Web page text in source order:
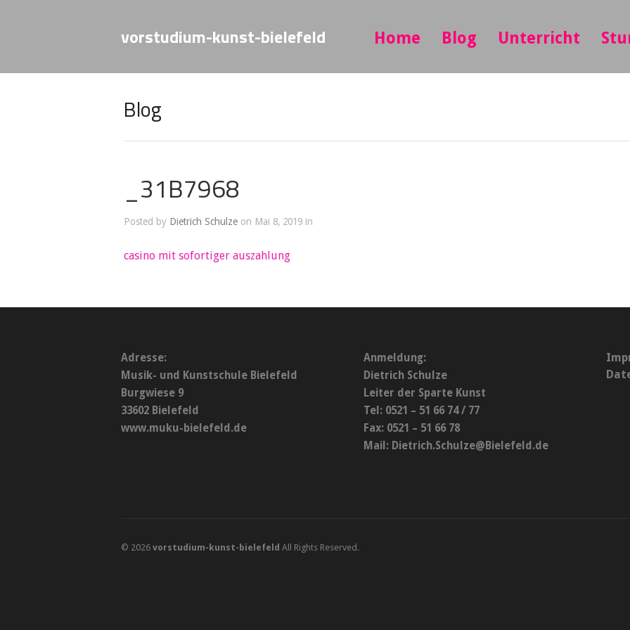
vorstudium-kunst-bielefeld Home Blog Unterricht
Blog
_31B7968
Posted by Dietrich Schulze on Mai 8, 2019 in
casino mit sofortiger auszahlung
Adresse:
Musik- und Kunstschule Bielefeld
Burgwiese 9
33602 Bielefeld
www.muku-bielefeld.de
Anmeldung:
Dietrich Schulze
Leiter der Sparte Kunst
Tel: 0521 – 51 66 74 / 77
Fax: 0521 – 51 66 78
Mail: Dietrich.Schulze@Bielefeld.de
© 2026 vorstudium-kunst-bielefeld All Rights Reserved.